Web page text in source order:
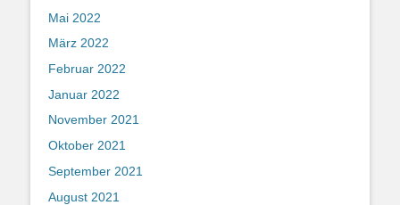
Mai 2022
März 2022
Februar 2022
Januar 2022
November 2021
Oktober 2021
September 2021
August 2021